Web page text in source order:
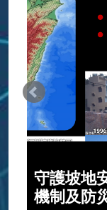
守護坡地
機制及防